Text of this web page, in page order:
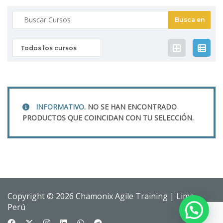
Buscar:
Todos los cursos
INFORMATIVO. NO SE HAN ENCONTRADO
PRODUCTOS QUE COINCIDAN CON TU SELECCIÓN.
Copyright © 2026 Chamonix Agile Training | Lima,
Perú